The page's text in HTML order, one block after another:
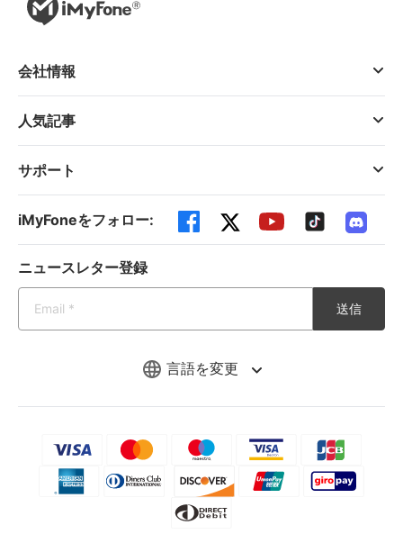
言語を変更
会社情報
人気記事
サポート
iMyFoneをフォロー:
ニュースレター登録
送信